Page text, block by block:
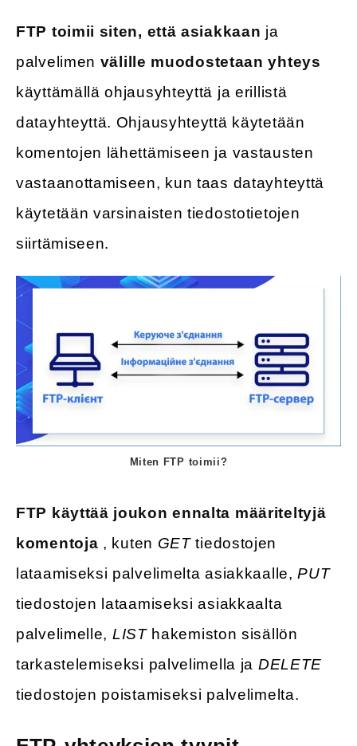
FTP toimii siten, että asiakkaan ja
palvelimen välille muodostetaan yhteys
käyttämällä ohjausyhteyttä ja erillistä
datayhteyttä. Ohjausyhteyttä käytetään
komentojen lähettämiseen ja vastausten
vastaanottamiseen, kun taas datayhteyttä
käytetään varsinaisten tiedostotietojen
siirtämiseen.
Miten FTP toimii?
FTP käyttää joukon ennalta määriteltyjä
komentoja , kuten GETtiedostojen
lataamiseksi palvelimelta asiakkaalle,PUT
tiedostojen lataamiseksi asiakkaalta
palvelimelle, LISThakemiston sisällön
tarkastelemiseksi palvelimella ja DELETE
tiedostojen poistamiseksi palvelimelta.